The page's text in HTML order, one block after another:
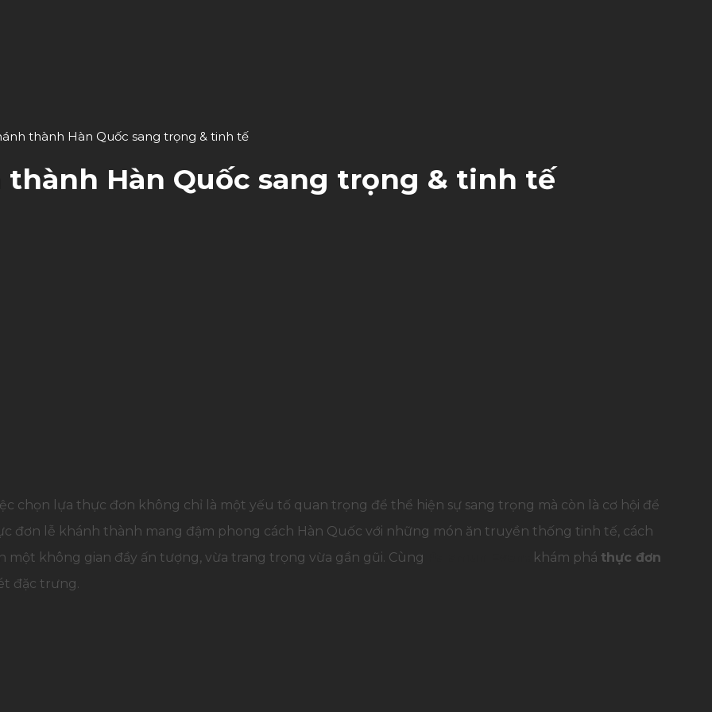
thành Hàn Quốc sang trọng & tinh tế
Hàn Quốc sang trọng & tinh tế
chọn lựa thực đơn không chỉ là một yếu tố quan trọng để thể hiện sự sang trọng mà còn là cơ hội để
đơn lễ khánh thành mang đậm phong cách Hàn Quốc với những món ăn truyền thống tinh tế, cách
không gian đầy ấn tượng, vừa trang trọng vừa gần gũi. Cùng
khám phá thực đơn
đặc trưng.